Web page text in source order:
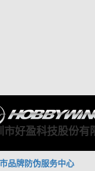
市好盈科技股份有
品牌防伪服务中心